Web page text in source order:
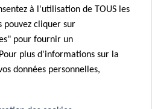
à l'utilisation de TOUS les
pouvez cliquer sur
pour fournir un
plus d'informations sur la
données personnelles,